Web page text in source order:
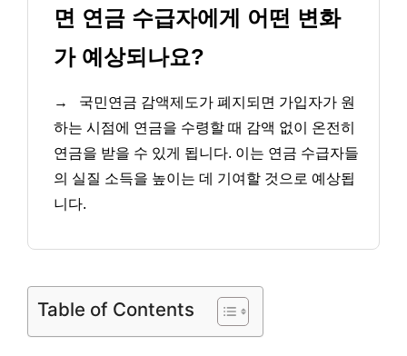
면 연금 수급자에게 어떤 변화
가 예상되나요?
→
국민연금 감액제도가 폐지되면 가입자가 원
하는 시점에 연금을 수령할 때 감액 없이 온전히
연금을 받을 수 있게 됩니다. 이는 연금 수급자들
의 실질 소득을 높이는 데 기여할 것으로 예상됩
니다.
Table of Contents